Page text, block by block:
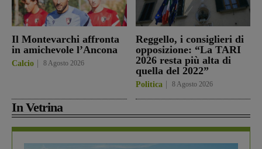
Il Montevarchi affronta
in amichevole l’Ancona
Calcio 8 Agosto 2026
Reggello, i consiglieri di
opposizione: “La TARI
2026 resta più alta di
quella del 2022”
Politica 8 Agosto 2026
In Vetrina